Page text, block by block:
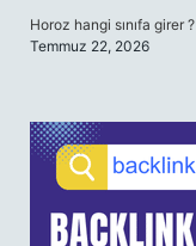
Horoz hangi sınıfa girer ?
Temmuz 22, 2026